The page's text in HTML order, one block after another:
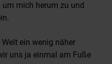
mich herum zu und
ein wenig näher
uns ja einmal am Fuße